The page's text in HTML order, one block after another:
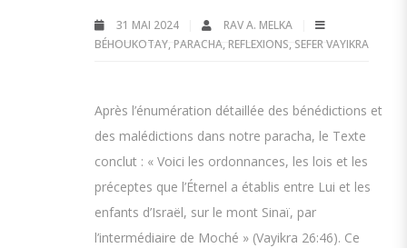
31 MAI 2024
RAV A. MELKA
BÉHOUKOTAY, PARACHA, REFLEXIONS, SEFER VAYIKRA
Après l’énumération détaillée des bénédictions et
des malédictions dans notre paracha, le Texte
conclut : « Voici les ordonnances, les lois et les
préceptes que l’Éternel a établis entre Lui et les
enfants d’Israël, sur le mont Sinaï, par
l’intermédiaire de Moché » (Vayikra 26:46). Ce